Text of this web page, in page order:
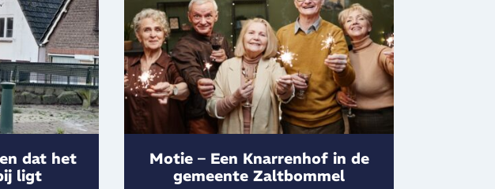
dat het
ligt
Motie – Een Knarrenhof in de
gemeente Zaltbommel